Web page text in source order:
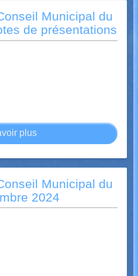
Municipal
du
Municipal du
de présentations
plussur
Délibérations
du
Municipal
du
Municipal du
2024